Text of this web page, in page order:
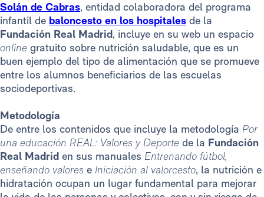
Solán de Cabras, entidad colaboradora del programa
infantil de baloncesto en los hospitales de la
Fundación Real Madrid, incluye en su web un espacio
online gratuito sobre nutrición saludable, que es un
buen ejemplo del tipo de alimentación que se promueve
entre los alumnos beneficiarios de las escuelas
sociodeportivas.
Metodología
De entre los contenidos que incluye la metodología Por
una educación REAL: Valores y Deporte de la Fundación
Real Madrid en sus manuales Entrenando fútbol,
enseñando valores e Iniciación al valorcesto, la nutrición e
hidratación ocupan un lugar fundamental para mejorar